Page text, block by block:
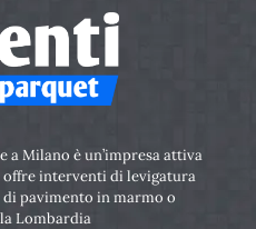
a Milano è un’impresa attiva
offre interventi di levigatura
pavimento in marmo o
Lombardia